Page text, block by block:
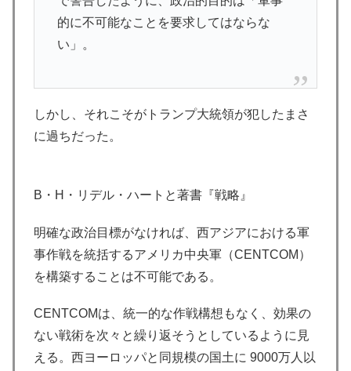
的に不可能なことを要求してはならな
い」。
しかし、それこそがトランプ大統領が犯したまさ
に過ちだった。
B・H・リデル・ハートと著書『戦略』
明確な政治目標がなければ、西アジアにおける軍
事作戦を統括するアメリカ中央軍（CENTCOM）
を構築することは不可能である。
CENTCOMは、統一的な作戦構想もなく、効果の
ない戦術を次々と繰り返そうとしているように見
える。西ヨーロッパと同規模の国土に 9000万人以